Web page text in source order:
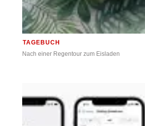
TAGEBUCH
Nach einer Regentour zum Eisladen